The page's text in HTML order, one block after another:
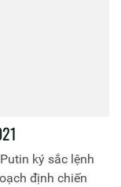
ký sắc lệnh
định chiến